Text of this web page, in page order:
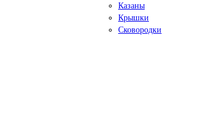
Казаны
Крышки
Сковородки